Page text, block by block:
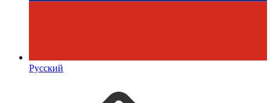
Русский